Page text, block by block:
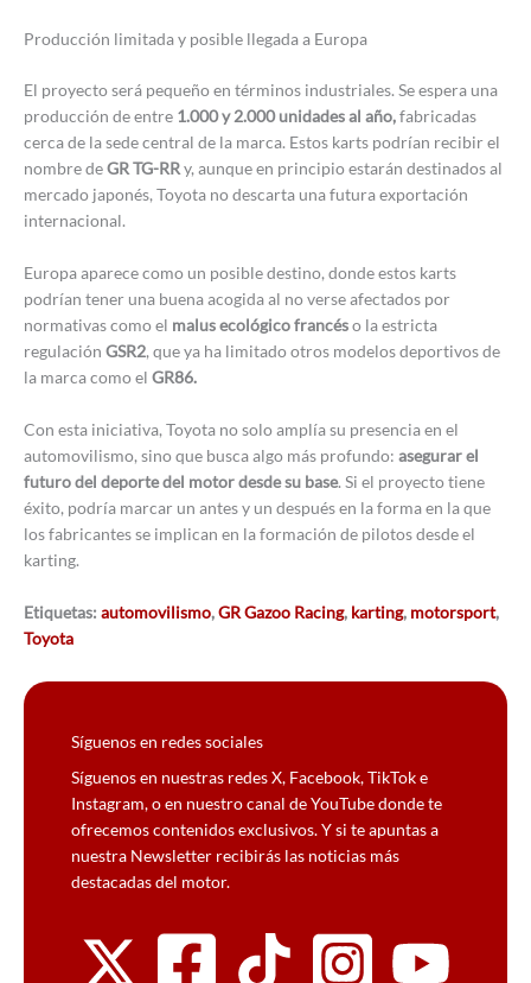
Producción limitada y posible llegada a Europa
El proyecto será pequeño en términos industriales. Se espera una
producción de entre 1.000 y 2.000 unidades al año,fabricadas
cerca de la sede central de la marca. Estos karts podrían recibir el
nombre deGR TG-RRy, aunque en principio estarán destinados al
mercado japonés, Toyota no descarta una futura exportación
internacional.
Europa aparece como un posible destino, donde estos karts
podrían tener una buena acogida al no verse afectados por
normativas como el malus ecológico francéso la estricta
regulación GSR2, que ya ha limitado otros modelos deportivos de
la marca como el GR86.
Con esta iniciativa, Toyota no solo amplía su presencia en el
automovilismo, sino que busca algo más profundo: asegurar el
futuro del deporte del motor desde su base. Si el proyecto tiene
éxito, podría marcar un antes y un después en la forma en la que
los fabricantes se implican en la formación de pilotos desde el
karting.
Etiquetas: automovilismo,GR Gazoo Racing, karting, motorsport,
Toyota
Síguenos en redes sociales
Síguenos en nuestras redes X, Facebook, TikTok e
Instagram, o en nuestro canal de YouTube donde te
ofrecemos contenidos exclusivos. Y si te apuntas a
nuestra Newsletter recibirás las noticias más
destacadas del motor.